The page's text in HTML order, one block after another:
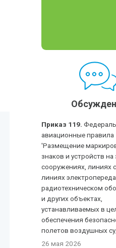
Приказ 119.
авиационные правила
'Размещение
знаков и устройств на
сооружениях, линиях
линиях
радиотехническом
и других объектах,
устанавливаемых в
обеспечения
полетов воздушных
26 мая 2026